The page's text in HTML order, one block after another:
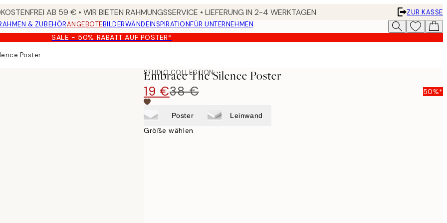
AB 59 € • WIR BIETEN RAHMUNGSSERVICE • LIEFERUNG IN 2-4 WERKTAGEN
ZUR KASSE
& ZUBEHÖRANGEBOTEBILDERWÄNDEINSPIRATIONFÜR UNTERNEHMEN
SALE - 50% RABATT AUF POSTER*
Poster
STUDIO COLLECTION
Embrace The Silence Poster
19 €38 € 50%*
Poster Leinwand
Größe wählen